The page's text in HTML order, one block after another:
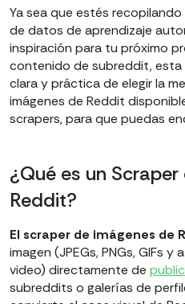
Ya sea que estés
de datos de aprendizaje
inspiración para tu próximo
contenido de subreddit,
clara y práctica de elegir la
imágenes de Reddit
scrapers, para que puedas
¿Qué es un
Reddit?
El scraper de imágenes de
imagen (JPEGs, PNGs, GIFs
video) directamente de
subreddits o galerías de